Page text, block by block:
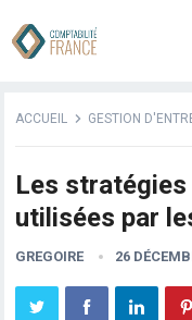
ACCUEIL GESTION
Les stratégies
utilisées par
GREGOIRE 26